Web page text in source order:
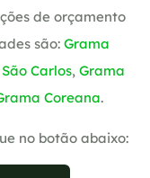
de orçamento
são: Grama
Carlos, Grama
Coreana.
no botão abaixo: